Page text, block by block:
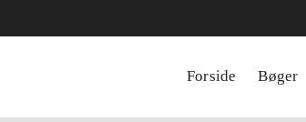
Forside Bøger